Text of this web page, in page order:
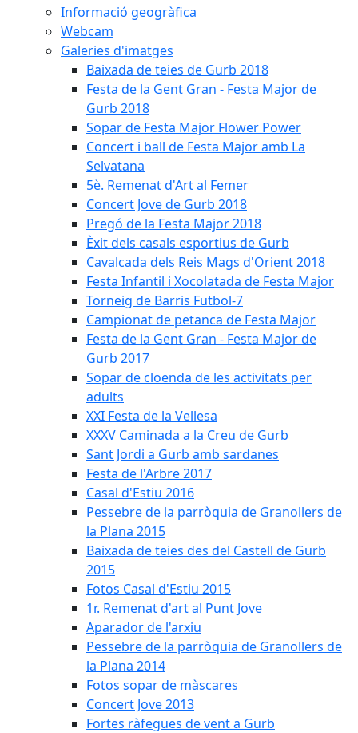
Informació geogràfica
Webcam
Galeries d'imatges
Baixada de teies de Gurb 2018
Festa de la Gent Gran - Festa Major de
Gurb 2018
Sopar de Festa Major Flower Power
Concert i ball de Festa Major amb La
Selvatana
5è. Remenat d'Art al Femer
Concert Jove de Gurb 2018
Pregó de la Festa Major 2018
Èxit dels casals esportius de Gurb
Cavalcada dels Reis Mags d'Orient 2018
Festa Infantil i Xocolatada de Festa Major
Torneig de Barris Futbol-7
Campionat de petanca de Festa Major
Festa de la Gent Gran - Festa Major de
Gurb 2017
Sopar de cloenda de les activitats per
adults
XXI Festa de la Vellesa
XXXV Caminada a la Creu de Gurb
Sant Jordi a Gurb amb sardanes
Festa de l'Arbre 2017
Casal d'Estiu 2016
Pessebre de la parròquia de Granollers de
la Plana 2015
Baixada de teies des del Castell de Gurb
2015
Fotos Casal d'Estiu 2015
1r. Remenat d'art al Punt Jove
Aparador de l'arxiu
Pessebre de la parròquia de Granollers de
la Plana 2014
Fotos sopar de màscares
Concert Jove 2013
Fortes ràfegues de vent a Gurb